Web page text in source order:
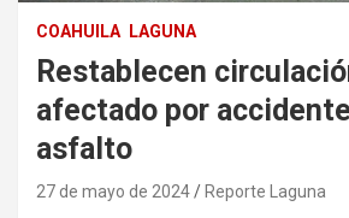
COAHUILA LAGUNA
Restablecen
afectado por
asfalto
27 de mayo de 2024 Reporte Laguna